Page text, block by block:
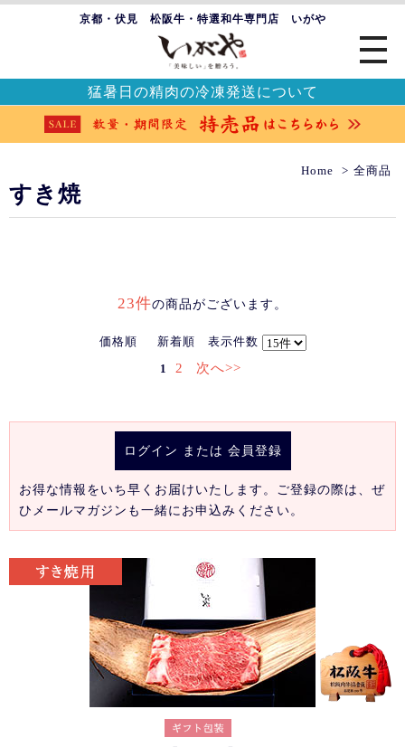
京都・伏見 松阪牛・特選和牛専門店 いがや
猛暑日の精肉の冷凍発送について
Home 全商品
すき焼
23件の商品がございます。
価格順 新着順 表示件数
1 2 次へ>>
ログイン または 会員登録
お得な情報をいち早くお届けいたします。ご登録の際は、ぜ
ひメールマガジンも一緒にお申込みください。